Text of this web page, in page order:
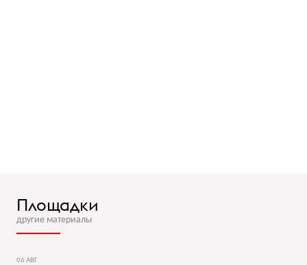
Площадки
другие материалы
06 АВГ